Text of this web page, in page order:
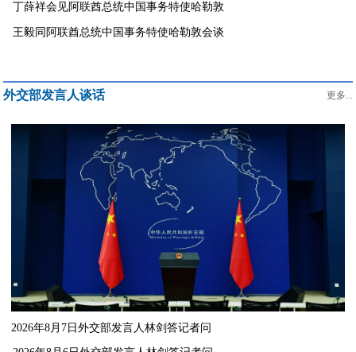
丁薛祥会见阿联酋总统中国事务特使哈勒敦
王毅同阿联酋总统中国事务特使哈勒敦会谈
外交部发言人谈话 更多...
2026年8月7日外交部发言人林剑答记者问